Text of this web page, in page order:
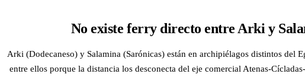
No existe ferry directo entre Arki y
Arki (Dodecaneso) y Salamina (Sarónicas) están en archipiélagos distintos del
entre ellos porque la distancia los desconecta del eje comercial Atenas-